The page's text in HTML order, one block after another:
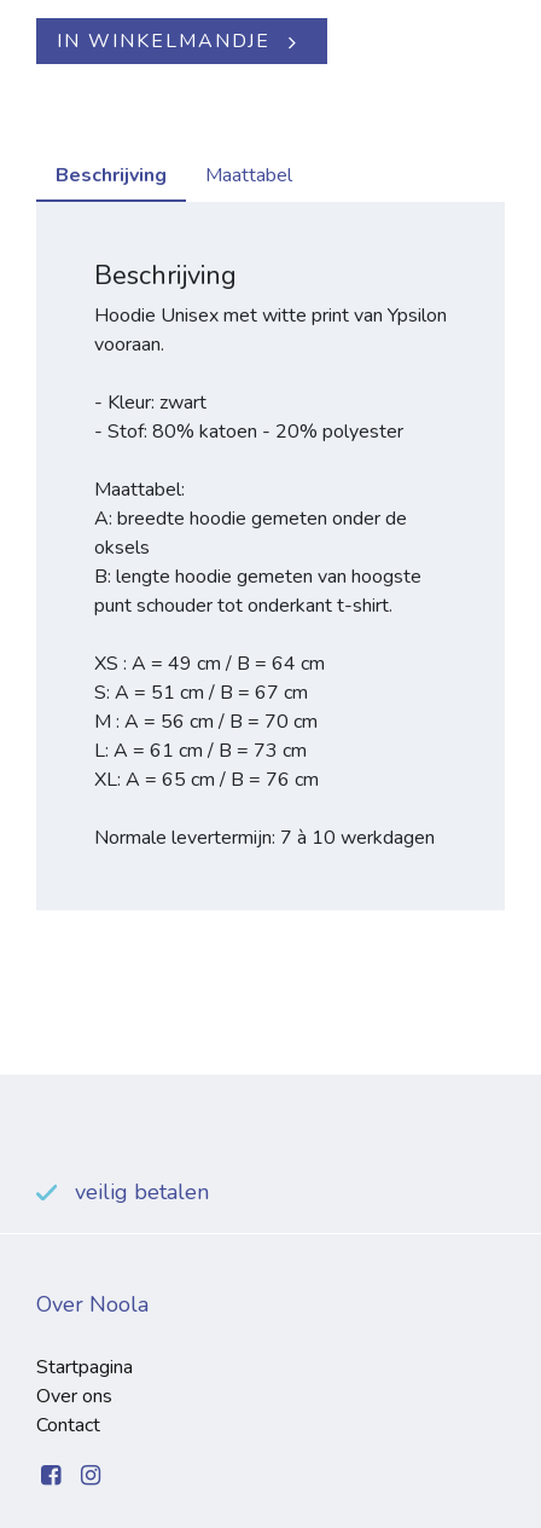
IN WINKELMANDJE
Beschrijving Maattabel
Beschrijving
Hoodie Unisex met witte print van Ypsilon
vooraan.
- Kleur: zwart
- Stof: 80% katoen - 20% polyester
Maattabel:
A: breedte hoodie gemeten onder de
oksels
B: lengte hoodie gemeten van hoogste
punt schouder tot onderkant t-shirt.
XS : A = 49 cm / B = 64 cm
S: A = 51 cm / B = 67 cm
M : A = 56 cm / B = 70 cm
L: A = 61 cm / B = 73 cm
XL: A = 65 cm / B = 76 cm
Normale levertermijn: 7 à 10 werkdagen
veilig betalen
Over Noola
Startpagina
Over ons
Contact